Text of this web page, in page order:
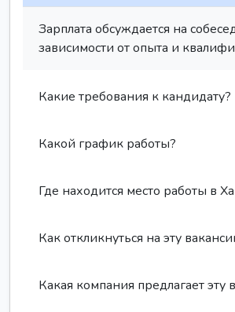
Зарплата обсуждается на
зависимости от опыта и
Какие требования к кандидату?
Какой график работы?
Где находится место работы в
Как откликнуться на эту
Какая компания предлагает эту